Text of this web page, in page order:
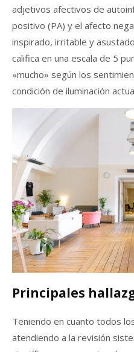
adjetivos afectivos de
positivo (PA) y el afecto
inspirado, irritable y
califica en una escala de 5
«mucho» según los
condición de iluminación
Principales
Teniendo en cuanto todos
atendiendo a la revisión